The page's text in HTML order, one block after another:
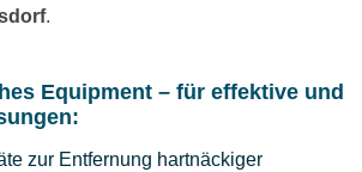
.
Equipment – für effektive und
zur Entfernung hartnäckiger